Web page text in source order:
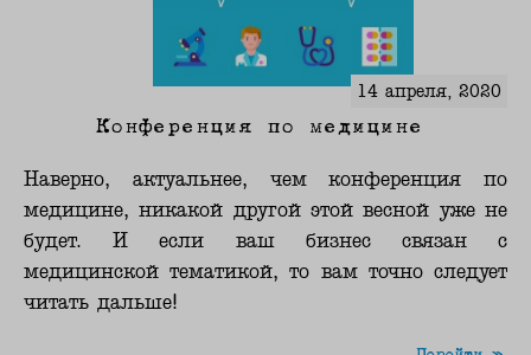
14 апреля, 2020
Конференция по медицине
Наверно, актуальнее, чем конференция по
медицине, никакой другой этой весной уже не
будет. И если ваш бизнес связан с
медицинской тематикой, то вам точно следует
читать дальше!